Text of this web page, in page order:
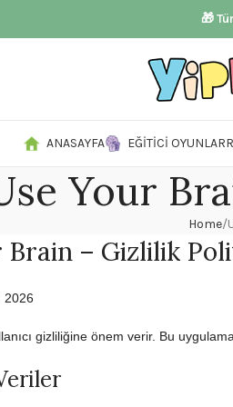
🎁
ANASAYFA EĞITICI OYUNLAR
Your
Home
Brain – Gizlilik
2026
gizliliğine önem verir. Bu